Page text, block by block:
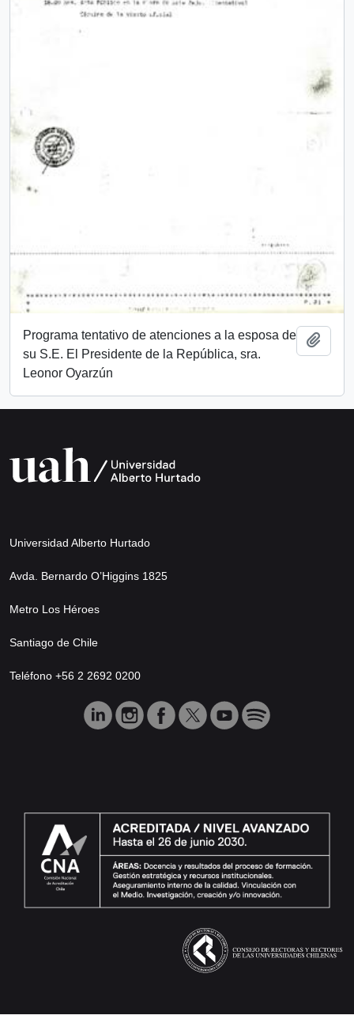
Programa tentativo de atenciones a la esposa de
su S.E. El Presidente de la República, sra.
Leonor Oyarzún
Universidad Alberto Hurtado
Avda. Bernardo O’Higgins 1825
Metro Los Héroes
Santiago de Chile
Teléfono +56 2 2692 0200